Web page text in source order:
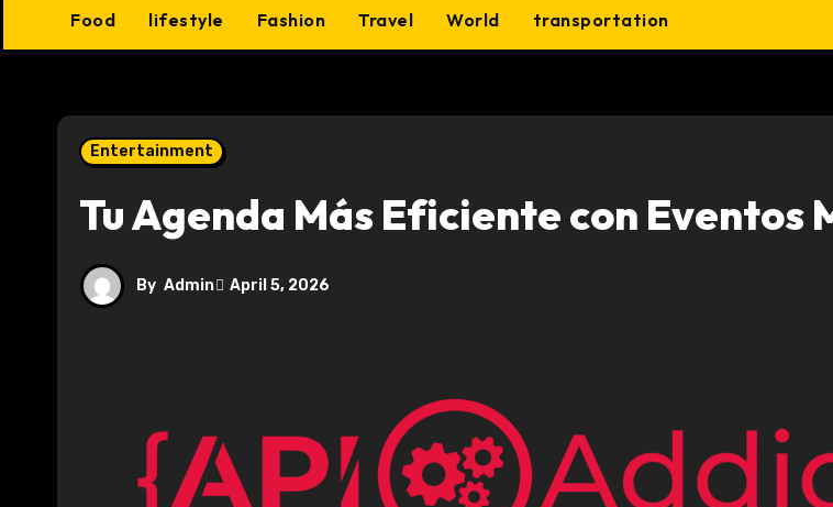
Food lifestyle Fashion Travel World transportation
Entertainment
Tu Agenda Más Eficiente con Eventos
By Admin April 5, 2026